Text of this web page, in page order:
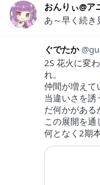
あ～早く続き
ぐでたか
2S 花火に変
れ。
仲間が増えて
当違いさを誘
だ何かがある
この展開を通
何となく2期